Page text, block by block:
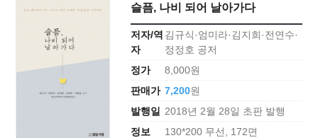
슬픔, 나비 되어 날아가다
저자/역
자
김규식·엄미라·김지희·전연수·
정정호 공저
정가
8,000원
판매가 7,200원
발행일
2018년 2월 28일 초판 발행
정보
130*200 무선, 172면